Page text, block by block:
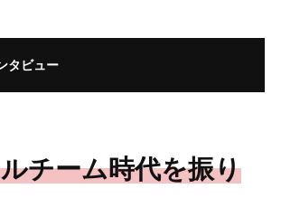
タビュー
チーム時代を振り